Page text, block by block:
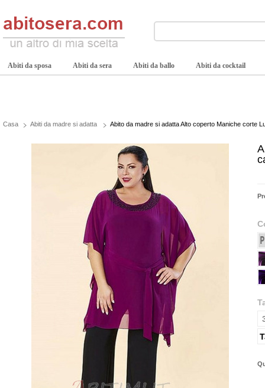
Abiti da sposa Abiti da sera Abiti da ballo Abiti da cocktail
Casa Abiti da madre si adatta Abito da madre si adatta Alto coperto Maniche corte